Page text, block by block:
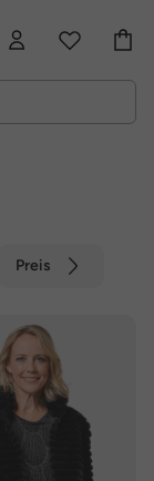
Preis